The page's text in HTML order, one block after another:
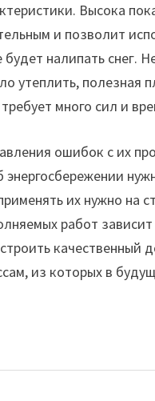
Высока
и позволит
налипать снег.
утеплить, полезная
много сил и
ошибок с их
их нужно на
работ
качественный
из которых в